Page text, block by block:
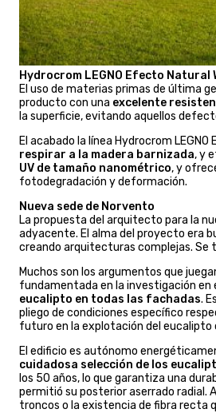
Hydrocrom LEGNO Efecto Natural
El uso de materias primas de última
producto con una excelente
la superficie, evitando aquellos
El acabado la línea Hydrocrom
respirar a la madera barnizada, y
UV de tamaño nanométrico, y
fotodegradación y deformación.
Nueva sede de Norvento
La propuesta del arquitecto para la
adyacente. El alma del proyecto era
creando arquitecturas complejas. Se
Muchos son los argumentos que
fundamentada en la investigación en
eucalipto en todas las fachadas.
pliego de condiciones específico
futuro en la explotación del eucalipto
El edificio es autónomo
cuidadosa selección de los
los 50 años, lo que garantiza una
permitió su posterior aserrado radial.
troncos o la existencia de fibra recta